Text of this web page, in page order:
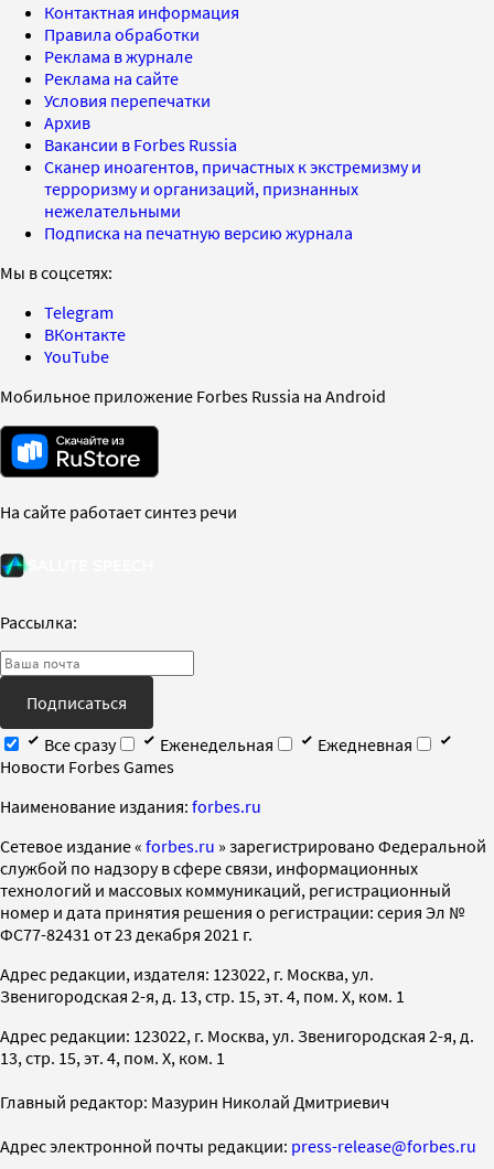
Контактная информация
Правила обработки
Реклама в журнале
Реклама на сайте
Условия перепечатки
Архив
Вакансии в Forbes Russia
Сканер иноагентов, причастных к экстремизму и
терроризму и организаций, признанных
нежелательными
Подписка на печатную версию журнала
Мы в соцсетях:
Telegram
ВКонтакте
YouTube
Мобильное приложение Forbes Russia на Android
На сайте работает синтез речи
Рассылка:
Подписаться
Все сразу
Еженедельная
Ежедневная
Новости Forbes Games
Наименование издания: forbes.ru
Cетевое издание « forbes.ru » зарегистрировано Федеральной
службой по надзору в сфере связи, информационных
технологий и массовых коммуникаций, регистрационный
номер и дата принятия решения о регистрации: серия Эл №
ФС77-82431 от 23 декабря 2021 г.
Адрес редакции, издателя: 123022, г. Москва, ул.
Звенигородская 2-я, д. 13, стр. 15, эт. 4, пом. X, ком. 1
Адрес редакции: 123022, г. Москва, ул. Звенигородская 2-я, д.
13, стр. 15, эт. 4, пом. X, ком. 1
Главный редактор: Мазурин Николай Дмитриевич
Адрес электронной почты редакции: press-release@forbes.ru